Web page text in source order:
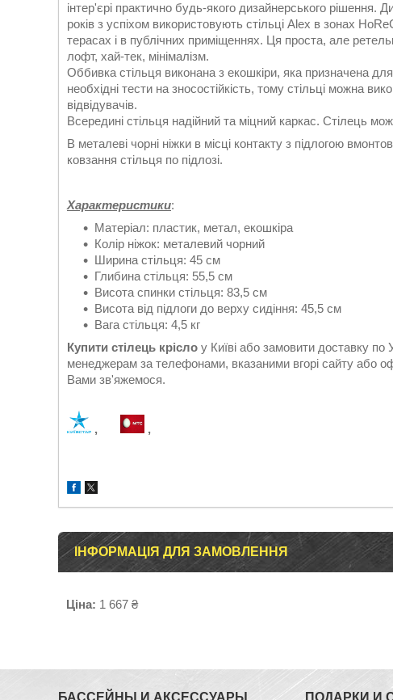
інтер'єрі практично будь-якого дизайнерського рішення.
років з успіхом використовують стільці Alex в зонах
терасах і в публічних приміщеннях. Ця проста, але
лофт, хай-тек, мінімалізм.
Оббивка стільця виконана з екошкіри, яка призначена
необхідні тести на зносостійкість, тому стільці можна
відвідувачів.
Всередині стільця надійний та міцний каркас. Стілець
В металеві чорні ніжки в місці контакту з підлогою
ковзання стільця по підлозі.
Характеристики:
Матеріал: пластик, метал, екошкіра
Колір ніжок: металевий чорний
Ширина стільця: 45 см
Глибина стільця: 55,5 см
Висота спинки стільця: 83,5 см
Висота від підлоги до верху сидіння: 45,5 см
Вага стільця: 4,5 кг
Купити стілець крісло у Київі або замовити доставку
менеджерам за телефонами, вказаними вгорі сайту або
Вами зв'яжемося.
, ,
ІНФОРМАЦІЯ ДЛЯ ЗАМОВЛЕННЯ
Ціна: 1 667 ₴
БАССЕЙНЫ И АКСЕССУАРЫ ПОДАРКИ И